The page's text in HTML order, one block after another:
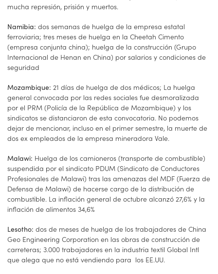
mucha represión, prisión y muertos.
Namibia: dos semanas de huelga de la empresa estatal
ferroviaria; tres meses de huelga en la Cheetah Cimento
(empresa conjunta china); huelga de la construcción (Grupo
Internacional de Henan en China) por salarios y condiciones de
seguridad
Mozambique: 21 días de huelga de dos médicos; La huelga
general convocada por las redes sociales fue desmoralizada
por el PRM (Policía de la República de Mozambique) y los
sindicatos se distanciaron de esta convocatoria. No podemos
dejar de mencionar, incluso en el primer semestre, la muerte de
dos ex empleados de la empresa mineradora Vale.
Malawi: Huelga de los camioneros (transporte de combustible)
suspendida por el sindicato PDUM (Sindicato de Conductores
Profesionales de Malawi) tras las amenazas del MDF (Fuerza de
Defensa de Malawi) de hacerse cargo de la distribución de
combustible. La inflación general de octubre alcanzó 27,6% y la
inflación de alimentos 34,6%
Lesotho: dos de meses de huelga de los trabajadores de China
Geo Engineering Corporation en las obras de construcción de
carreteras; 3.000 trabajadores en la industria textil Global Intl
que alega que no está vendiendo para los EE.UU.